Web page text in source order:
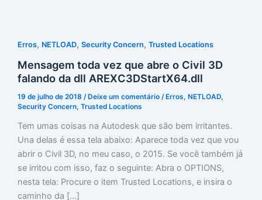
Erros, NETLOAD, Security Concern, Trusted Locations
Mensagem toda vez que abre o Civil 3D
falando da dll AREXC3DStartX64.dll
19 de julho de 2018 / Deixe um comentário / Erros, NETLOAD,
Security Concern, Trusted Locations
Tem umas coisas na Autodesk que são bem irritantes.
Una delas é essa tela abaixo: Aparece toda vez que vou
abrir o Civil 3D, no meu caso, o 2015. Se você também já
se irritou com isso, faz o seguinte: Abra o OPTIONS,
nesta tela: Procure o item Trusted Locations, e insira o
caminho da […]